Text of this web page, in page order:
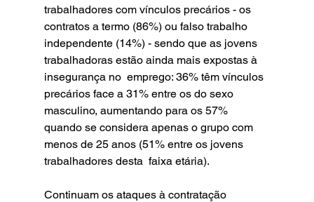
trabalhadores com vínculos precários - os
contratos a termo (86%) ou falso trabalho
independente (14%) - sendo que as jovens
trabalhadoras estão ainda mais expostas à
insegurança no  emprego: 36% têm vínculos
precários face a 31% entre os do sexo
masculino, aumentando para os 57%
quando se considera apenas o grupo com
menos de 25 anos (51% entre os jovens
trabalhadores desta  faixa etária).
Continuam os ataques à contratação